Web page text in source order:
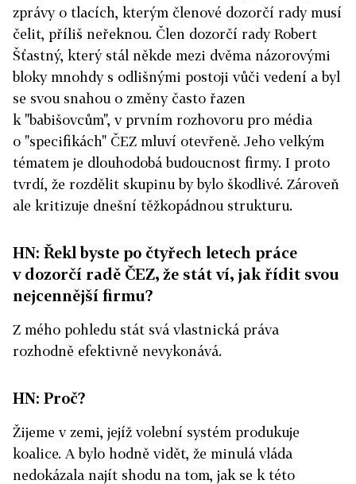
zprávy o tlacích, kterým členové dozorčí rady musí
čelit, příliš neřeknou. Člen dozorčí rady Robert
Šťastný, který stál někde mezi dvěma názorovými
bloky mnohdy s odlišnými postoji vůči vedení a byl
se svou snahou o změny často řazen
k "babišovcům", v prvním rozhovoru pro média
o "specifikách" ČEZ mluví otevřeně. Jeho velkým
tématem je dlouhodobá budoucnost firmy. I proto
tvrdí, že rozdělit skupinu by bylo škodlivé. Zároveň
ale kritizuje dnešní těžkopádnou strukturu.
HN: Řekl byste po čtyřech letech práce
v dozorčí radě ČEZ, že stát ví, jak řídit svou
nejcennější firmu?
Z mého pohledu stát svá vlastnická práva
rozhodně efektivně nevykonává.
HN: Proč?
Žijeme v zemi, jejíž volební systém produkuje
koalice. A bylo hodně vidět, že minulá vláda
nedokázala najít shodu na tom, jak se k této